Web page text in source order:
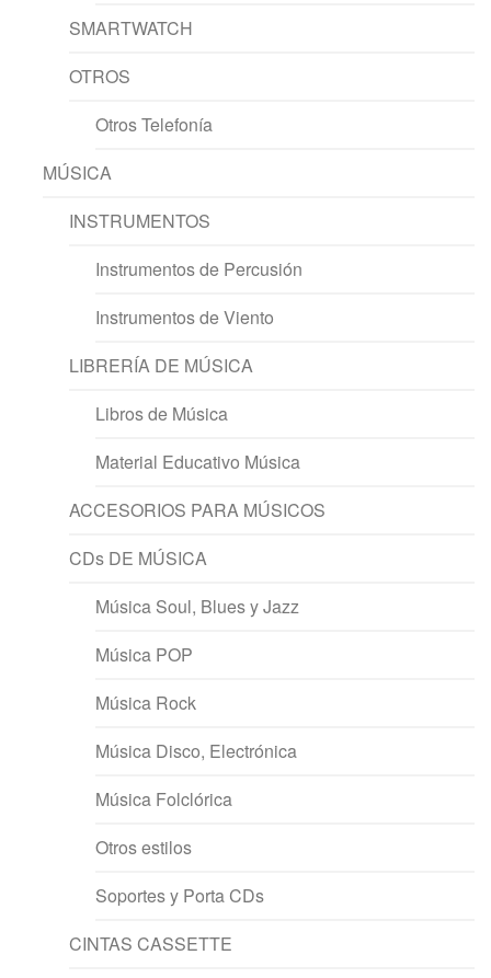
SMARTWATCH
OTROS
Otros Telefonía
MÚSICA
INSTRUMENTOS
Instrumentos de Percusión
Instrumentos de Viento
LIBRERÍA DE MÚSICA
Libros de Música
Material Educativo Música
ACCESORIOS PARA MÚSICOS
CDs DE MÚSICA
Música Soul, Blues y Jazz
Música POP
Música Rock
Música Disco, Electrónica
Música Folclórica
Otros estilos
Soportes y Porta CDs
CINTAS CASSETTE